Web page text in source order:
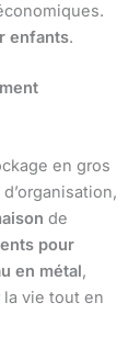
enfants.
en gros
de
pour
en métal,
vie tout en